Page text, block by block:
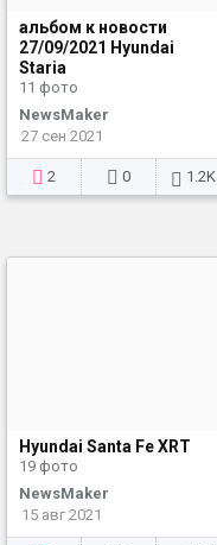
альбом к новости
27/09/2021 Hyundai
Staria
11 фото
NewsMaker
27 сен 2021
2 0 1.2K
Hyundai Santa Fe XRT
19 фото
NewsMaker
15 авг 2021